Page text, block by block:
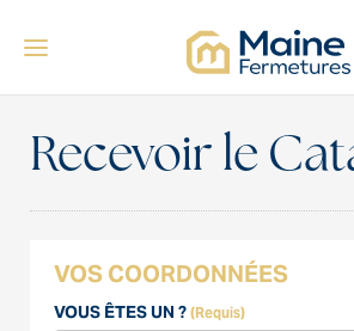
Recevoir le
VOS COORDONNÉES
VOUS ÊTES UN ? (Requis)